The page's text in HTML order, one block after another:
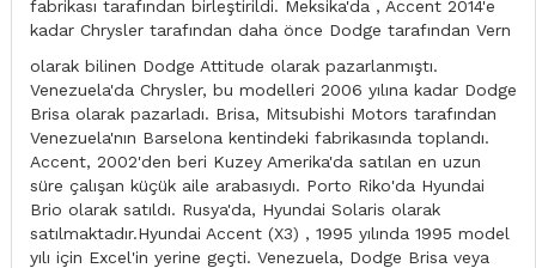
fabrikası tarafından birleştirildi. Meksika'da , Accent 2014'e
kadar Chrysler tarafından daha önce Dodge tarafından Vern
olarak bilinen Dodge Attitude olarak pazarlanmıştı.
Venezuela'da Chrysler, bu modelleri 2006 yılına kadar Dodge
Brisa olarak pazarladı. Brisa, Mitsubishi Motors tarafından
Venezuela'nın Barselona kentindeki fabrikasında toplandı.
Accent, 2002'den beri Kuzey Amerika'da satılan en uzun
süre çalışan küçük aile arabasıydı. Porto Riko'da Hyundai
Brio olarak satıldı. Rusya'da, Hyundai Solaris olarak
satılmaktadır.Hyundai Accent (X3) , 1995 yılında 1995 model
yılı için Excel'in yerine geçti. Venezuela, Dodge Brisa veya